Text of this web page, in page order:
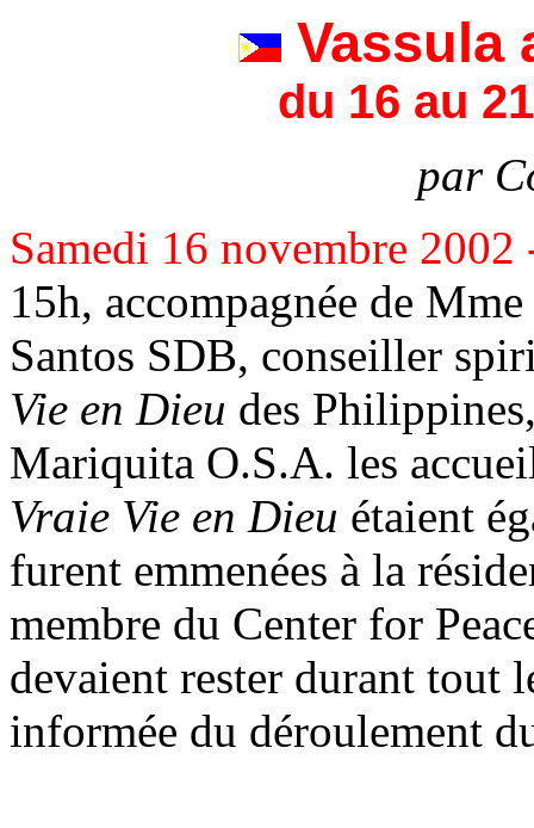
Vassula
du 16 au
par
Samedi 16 novembre
15h, accompagnée de
Santos SDB, conseiller
Vie en Dieu des
Mariquita O.S.A. les
Vraie Vie en Dieu étaient
furent emmenées à la
membre du Center for
devaient rester durant tout
informée du déroulement